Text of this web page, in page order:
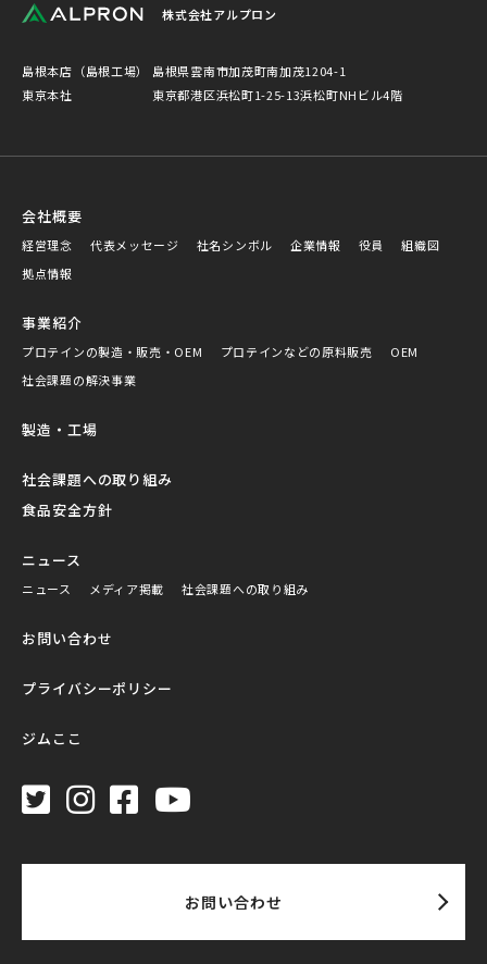
株式会社アルプロン
島根本店（島根工場）
島根県雲南市加茂町南加茂1204-1
東京本社
東京都港区浜松町1-25-13浜松町NHビル4階
会社概要
経営理念 代表メッセージ 社名シンボル 企業情報 役員
組織図
拠点情報
事業紹介
プロテインの製造・販売・OEM プロテインなどの原料販売
OEM
社会課題の解決事業
製造・工場
社会課題への取り組み
食品安全方針
ニュース
ニュース メディア掲載 社会課題への取り組み
お問い合わせ
プライバシーポリシー
ジムここ
お問い合わせ